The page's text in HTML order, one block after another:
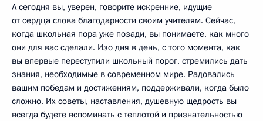
А сегодня вы, уверен, говорите искренние, идущие
от сердца слова благодарности своим учителям. Сейчас,
когда школьная пора уже позади, вы понимаете, как много
они для вас сделали. Изо дня в день, с того момента, как
вы впервые переступили школьный порог, стремились дать
знания, необходимые в современном мире. Радовались
вашим победам и достижениям, поддерживали, когда было
сложно. Их советы, наставления, душевную щедрость вы
всегда будете вспоминать с теплотой и признательностью